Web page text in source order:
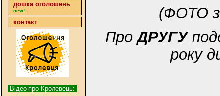
дошка оголошень
new!
контакт
Відео про Кролевець:
(ФОТО
ПроДРУГУ
року